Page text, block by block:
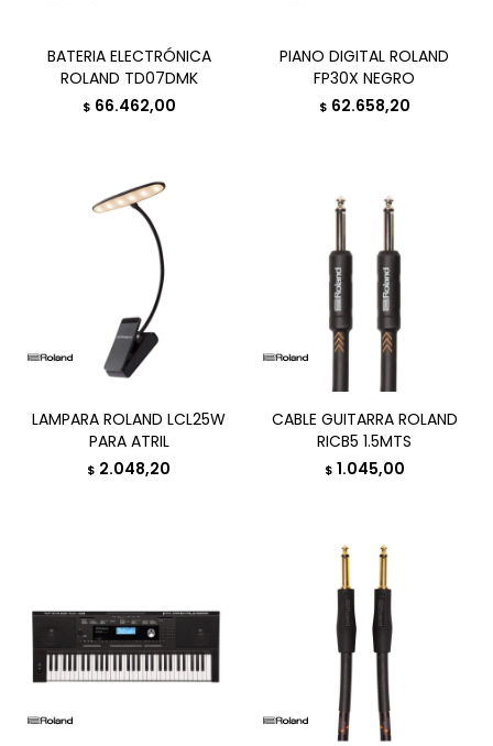
BATERIA ELECTRÓNICA
ROLAND TD07DMK
$ 66.462,00
PIANO DIGITAL ROLAND
FP30X NEGRO
$ 62.658,20
LAMPARA ROLAND LCL25W
PARA ATRIL
$ 2.048,20
CABLE GUITARRA ROLAND
RICB5 1.5MTS
$ 1.045,00